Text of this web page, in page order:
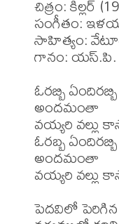
చిత్రం: కిల్లర్
సంగీతం:
సాహిత్యం:
గానం:
ఓరబ్బి
అందమంతా
వయ్యరి వల్లు
ఓరబ్బ
అందమంతా
వయ్యరి వల్లు
పెదవిలో